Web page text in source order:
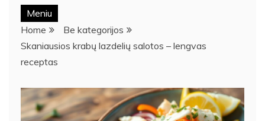
Meniu
Home
Be kategorijos
Skaniausios krabų lazdelių salotos – lengvas
receptas